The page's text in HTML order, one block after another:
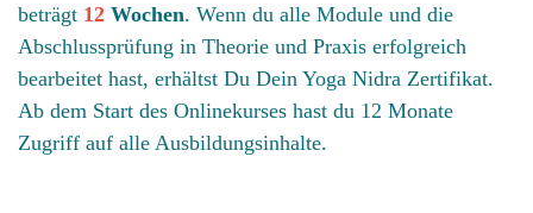
beträgt 12 Wochen. Wenn du alle Module und die
Abschlussprüfung in Theorie und Praxis erfolgreich
bearbeitet hast, erhältst Du Dein Yoga Nidra Zertifikat.
Ab dem Start des Onlinekurses hast du 12 Monate
Zugriff auf alle Ausbildungsinhalte.